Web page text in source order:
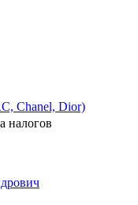
Chanel, Dior)
налогов